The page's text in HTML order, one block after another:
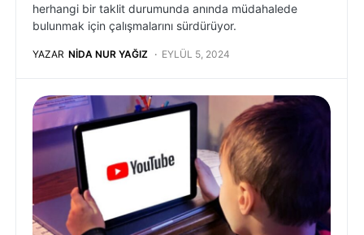
herhangi bir taklit durumunda anında müdahalede
bulunmak için çalışmalarını sürdürüyor.
YAZAR NIDA NUR YAĞIZ EYLÜL 5, 2024